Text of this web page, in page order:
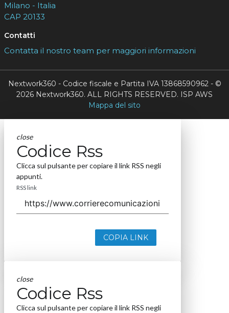
Milano - Italia
CAP 20133
Contatti
Contatta il nostro team per maggiori informazioni
Nextwork360 - Codice fiscale e Partita IVA 13868590962 - ©
2026 Nextwork360. ALL RIGHTS RESERVED. ISP AWS
Mappa del sito
close
Codice Rss
Clicca sul pulsante per copiare il link RSS negli
appunti.
RSS link
COPIA LINK
close
Codice Rss
Clicca sul pulsante per copiare il link RSS negli